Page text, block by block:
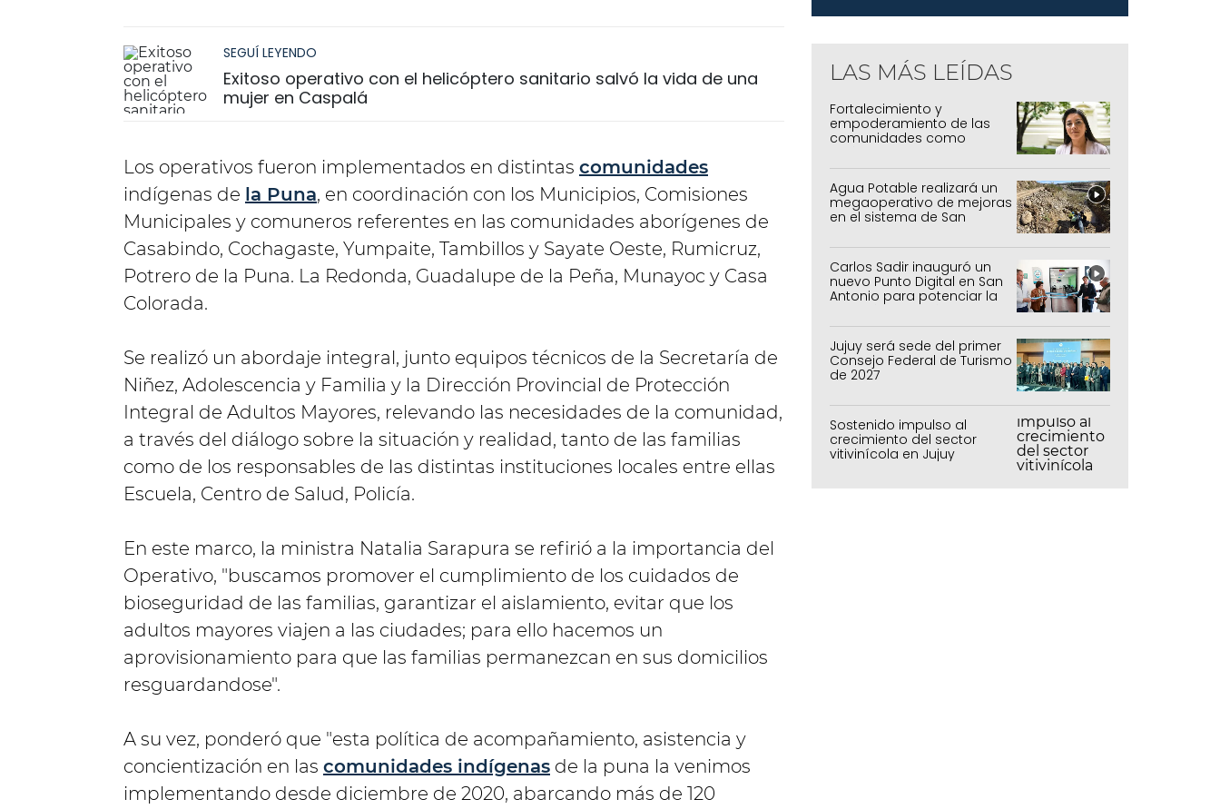
SEGUÍ LEYENDO
Exitoso operativo con el helicóptero sanitario salvó la vida de una
mujer en Caspalá
Los operativos fueron implementados en distintas comunidades
indígenas de la Puna, en coordinación con los Municipios, Comisiones
Municipales y comuneros referentes en las comunidades aborígenes de
Casabindo, Cochagaste, Yumpaite, Tambillos y Sayate Oeste, Rumicruz,
Potrero de la Puna. La Redonda, Guadalupe de la Peña, Munayoc y Casa
Colorada.
Se realizó un abordaje integral, junto equipos técnicos de la Secretaría de
Niñez, Adolescencia y Familia y la Dirección Provincial de Protección
Integral de Adultos Mayores, relevando las necesidades de la comunidad,
a través del diálogo sobre la situación y realidad, tanto de las familias
como de los responsables de las distintas instituciones locales entre ellas
Escuela, Centro de Salud, Policía.
En este marco, la ministra Natalia Sarapura se refirió a la importancia del
Operativo, "buscamos promover el cumplimiento de los cuidados de
bioseguridad de las familias, garantizar el aislamiento, evitar que los
adultos mayores viajen a las ciudades; para ello hacemos un
aprovisionamiento para que las familias permanezcan en sus domicilios
resguardandose".
A su vez, ponderó que "esta política de acompañamiento, asistencia y
concientización en las comunidades indígenas de la puna la venimos
implementando desde diciembre de 2020, abarcando más de 120
LAS MÁS LEÍDAS
Fortalecimiento y
empoderamiento de las
comunidades como
Agua Potable realizará un
megaoperativo de mejoras
en el sistema de San
Carlos Sadir inauguró un
nuevo Punto Digital en San
Antonio para potenciar la
inclusión tecnológica
Jujuy será sede del primer
Consejo Federal de Turismo
de 2027
Sostenido impulso al
crecimiento del sector
vitivinícola en Jujuy